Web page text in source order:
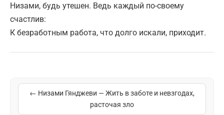
Низами, будь утешен. Ведь каждый по-своему
счастлив:
К безработным работа, что долго искали, приходит.
← Низами Гянджеви — Жить в заботе и невзгодах,
расточая зло